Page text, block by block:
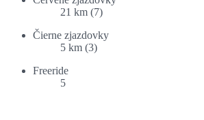
21 km (7)
Čierne zjazdovky
5 km (3)
Freeride
5